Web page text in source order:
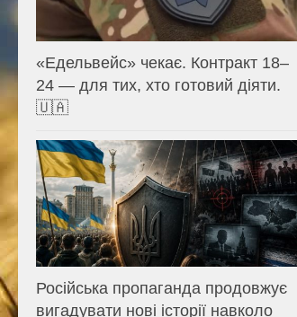
«Едельвейс» чекає. Контракт 18–
24 — для тих, хто готовий діяти.
🇺🇦
Російська пропаганда продовжує
вигадувати нові історії навколо